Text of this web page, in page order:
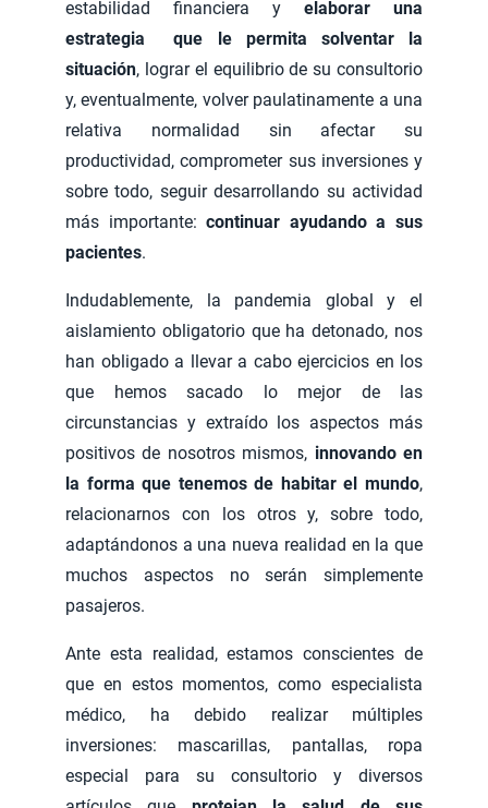
estabilidad financiera y elaborar una
estrategia
que le permita solventar la
situación, lograr el equilibrio de su consultorio
y, eventualmente, volver paulatinamente a una
relativa normalidad sin afectar su
productividad, comprometer sus inversiones y
sobre todo, seguir desarrollando su actividad
más importante:continuar ayudando a sus
pacientes.
Indudablemente, la pandemia global y el
aislamiento obligatorio que ha detonado, nos
han obligado a llevar a cabo ejercicios en los
que hemos sacado lo mejor de las
circunstancias y extraído los aspectos más
positivos de nosotros mismos, innovando en
la forma que tenemos de habitar el mundo,
relacionarnos con los otros y, sobre todo,
adaptándonos a una nueva realidad en la que
muchos aspectos no serán simplemente
pasajeros.
Ante esta realidad, estamos conscientes de
que en estos momentos, como especialista
médico, ha debido realizar múltiples
inversiones: mascarillas, pantallas, ropa
especial para su consultorio y diversos